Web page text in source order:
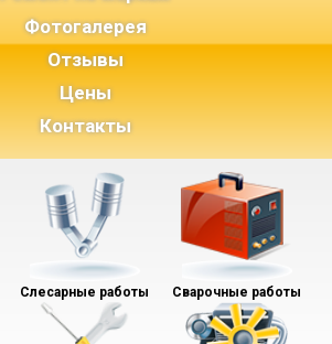
Фотогалерея
Отзывы
Цены
Контакты
Слесарные работы Сварочные работы